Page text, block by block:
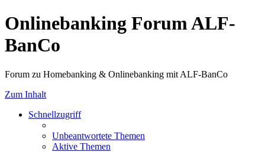
Onlinebanking Forum ALF-
BanCo
Forum zu Homebanking & Onlinebanking mit ALF-BanCo
Zum Inhalt
Schnellzugriff
Unbeantwortete Themen
Aktive Themen